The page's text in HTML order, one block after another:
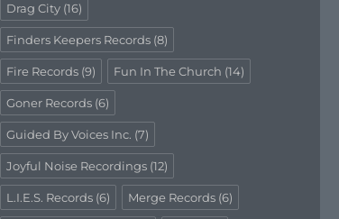
Drag City(16)
Finders Keepers Records(8)
Fire Records(9) Fun In The Church (14)
Goner Records(6)
Guided By Voices Inc. (7)
Joyful Noise Recordings(12)
L.I.E.S. Records(6) Merge Records(6)